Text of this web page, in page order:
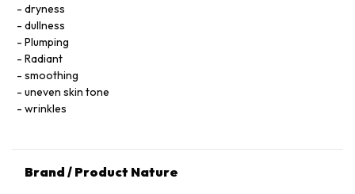
dryness
dullness
Plumping
Radiant
smoothing
uneven skin tone
wrinkles
Brand / Product Nature